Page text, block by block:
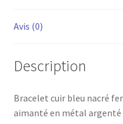
Avis (0)
Description
Bracelet cuir bleu nacré
aimanté en métal argenté